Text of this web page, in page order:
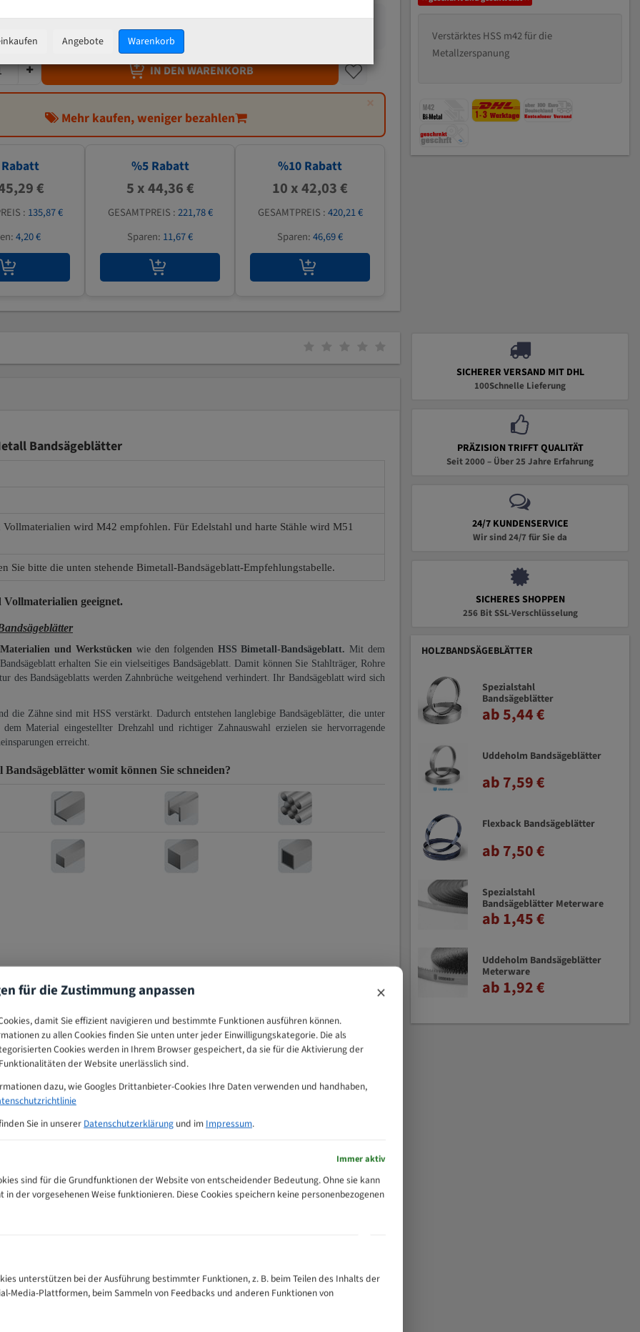
46,69 €
zzgl.Versandkosten
IN DEN WARENKORB
×
Mehr kaufen, weniger bezahlen
€
: 135,87 €
4,20 €
%5Rabatt
5 x 44,36 €
GESAMTPREIS :221,78 €
Sparen: 11,67 €
%10 Rabatt
10 x 42,03 €
GESAMTPREIS :420,21 €
Sparen:46,69 €
Verstärktes HSS m42 für die
Metallzerspanung
Bandsägeblätter
wird M42 empfohlen. Für Edelstahl und harte Stähle wird M51
Sie bitte die unten stehende Bimetall-Bandsägeblatt-Empfehlungstabelle.
geeignet.
und Werkstücken wie den folgenden HSS Bimetall-Bandsägeblatt. Mit dem
erhalten Sie ein vielseitiges Bandsägeblatt. Damit können Sie Stahlträger, Rohre
des Bandsägeblatts werden Zahnbrüche weitgehend verhindert. Ihr Bandsägeblatt wird sich
die Zähne sind mit HSS verstärkt. Dadurch entstehen langlebige Bandsägeblätter, die unter
Material eingestellter Drehzahl und richtiger Zahnauswahl erzielen sie hervorragende
erreicht.
Bandsägeblätter womit können Sie schneiden?
Zahnempfehlungs-Tabelle
SICHERER VERSAND MIT DHL
100Schnelle Lieferung
PRÄZISION TRIFFT QUALITÄT
Seit 2000 – Über 25 Jahre Erfahrung
24/7 KUNDENSERVICE
Wir sind 24/7 für Sie da
SICHERES SHOPPEN
256 Bit SSL-Verschlüsselung
HOLZBANDSÄGEBLÄTTER
Spezialstahl
Bandsägeblätter
ab 5,44 €
Uddeholm Bandsägeblätter
ab 7,59 €
Flexback Bandsägeblätter
ab 7,50 €
Spezialstahl
Bandsägeblätter Meterware
ab 1,45 €
Uddeholm Bandsägeblätter
Meterware
ab 1,92 €
Angebote Warenkorb
für die Zustimmung anpassen ×
damit Sie effizient navigieren und bestimmte Funktionen ausführen können.
zu allen Cookies finden Sie unten unter jeder Einwilligungskategorie. Die als
Cookies werden in Ihrem Browser gespeichert, da sie für die Aktivierung der
der Website unerlässlich sind.
dazu, wie Googles Drittanbieter-Cookies Ihre Daten verwenden und handhaben,
Sie in unserer Datenschutzerklärung und im Impressum.
Immer aktiv
sind für die Grundfunktionen der Website von entscheidender Bedeutung. Ohne sie kann
in der vorgesehenen Weise funktionieren. Diese Cookies speichern keine personenbezogenen
unterstützen bei der Ausführung bestimmter Funktionen, z. B. beim Teilen des Inhalts der
Media-Plattformen, beim Sammeln von Feedbacks und anderen Funktionen von